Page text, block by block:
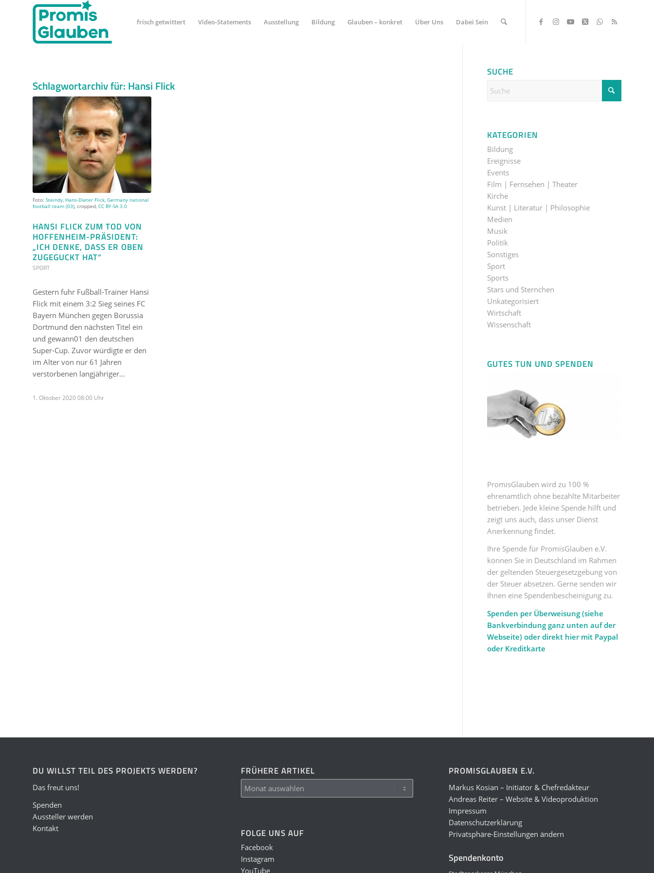
frisch getwittert Video-Statements Ausstellung Bildung Glauben – konkret Über Uns Dabei Sein
Schlagwortarchiv für: Hansi Flick
Foto: Steindy, Hans-Dieter Flick, Germany national
football team (03), cropped, CC BY-SA 3.0
HANSI FLICK ZUM TOD VON
HOFFENHEIM-PRÄSIDENT:
„ICH DENKE, DASS ER OBEN
ZUGEGUCKT HAT“
SPORT
Gestern fuhr Fußball-Trainer Hansi
Flick mit einem 3:2 Sieg seines FC
Bayern München gegen Borussia
Dortmund den nächsten Titel ein
und gewann01 den deutschen
Super-Cup. Zuvor würdigte er den
im Alter von nur 61 Jahren
verstorbenen langjähriger…
1. Oktober 2020 08:00 Uhr
SUCHE
KATEGORIEN
Bildung
Ereignisse
Events
Film | Fernsehen | Theater
Kirche
Kunst | Literatur | Philosophie
Medien
Musik
Politik
Sonstiges
Sport
Sports
Stars und Sternchen
Unkategorisiert
Wirtschaft
Wissenschaft
GUTES TUN UND SPENDEN
PromisGlauben wird zu 100 %
ehrenamtlich ohne bezahlte Mitarbeiter
betrieben. Jede kleine Spende hilft und
zeigt uns auch, dass unser Dienst
Anerkennung findet.
Ihre Spende für PromisGlauben e.V.
können Sie in Deutschland im Rahmen
der geltenden Steuergesetzgebung von
der Steuer absetzen. Gerne senden wir
Ihnen eine Spendenbescheinigung zu.
Spenden per Überweisung (siehe
Bankverbindung ganz unten auf der
Webseite) oder direkt hier mit Paypal
oder Kreditkarte
DU WILLST TEIL DES PROJEKTS WERDEN?
Das freut uns!
Spenden
Aussteller werden
Kontakt
FRÜHERE ARTIKEL
FOLGE UNS AUF
Facebook
Instagram
YouTube
PROMISGLAUBEN E.V.
Markus Kosian – Initiator & Chefredakteur
Andreas Reiter – Website & Videoproduktion
Impressum
Datenschutzerklärung
Privatsphäre-Einstellungen ändern
Spendenkonto